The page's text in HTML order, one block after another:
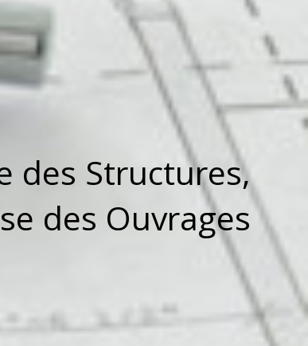
des Structures,
des Ouvrages